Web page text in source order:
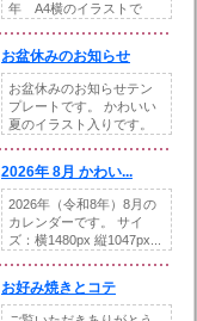
年 A4横のイラストで
お盆休みのお知らせ
お盆休みのお知らせテン
プレートです。 かわいい
夏のイラスト入りです。
2026年 8月 かわい...
2026年（令和8年）8月の
カレンダーです。 サイ
ズ：横1480px 縦1047px...
お好み焼きとコテ